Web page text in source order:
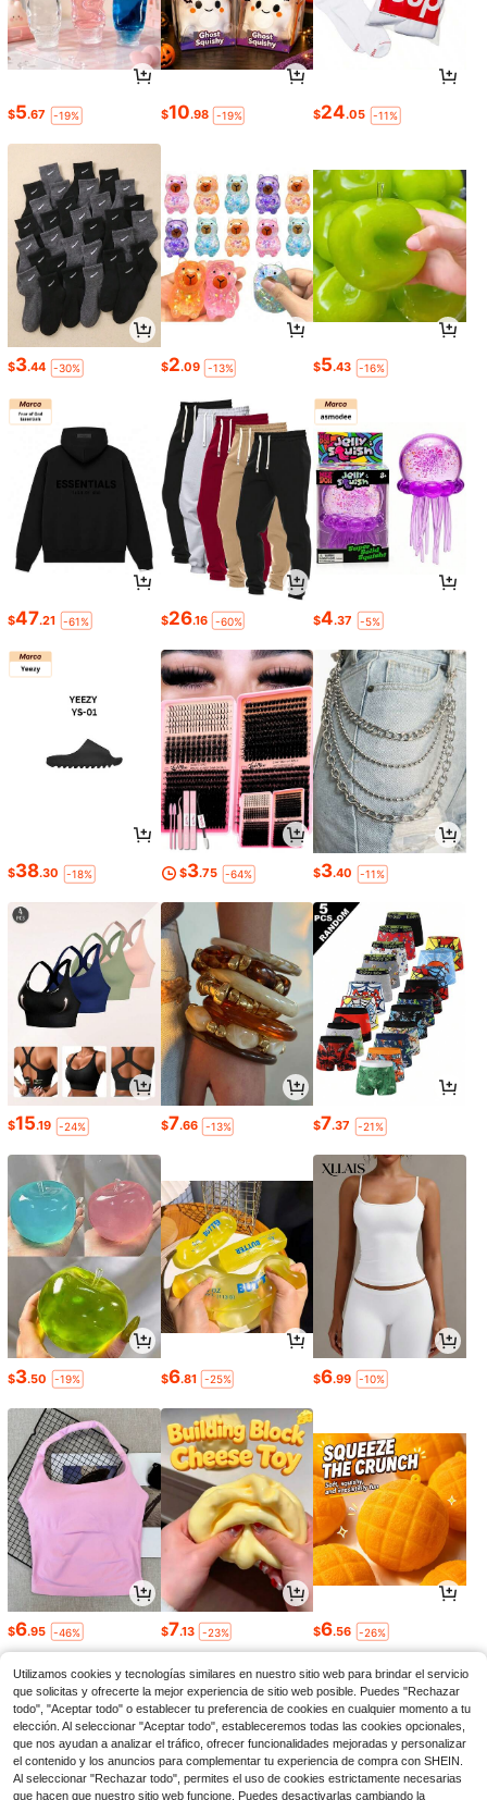
$5.67 -19% $10.98 -19% $24.05 -11%
$3.44 -30% $2.09 -13% $5.43 -16%
$47.21 -61% $26.16 -60% $4.37 -5%
$38.30 -18% $3.75 -64% $3.40 -11%
$15.19 -24% $7.66 -13% $7.37 -21%
$3.50 -19% $6.81 -25% $6.99 -10%
$6.95 -46% $7.13 -23% $6.56 -26%
Utilizamos cookies y tecnologías similares en nuestro sitio web para brindar el servicio
que solicitas y ofrecerte la mejor experiencia de sitio web posible. Puedes "Rechazar
todo", "Aceptar todo" o establecer tu preferencia de cookies en cualquier momento a tu
elección. Al seleccionar "Aceptar todo", estableceremos todas las cookies opcionales,
que nos ayudan a analizar el tráfico, ofrecer funcionalidades mejoradas y personalizar
el contenido y los anuncios para complementar tu experiencia de compra con SHEIN.
Al seleccionar "Rechazar todo", permites el uso de cookies estrictamente necesarias
que hacen que nuestro sitio web funcione. Puedes desactivarlas cambiando la